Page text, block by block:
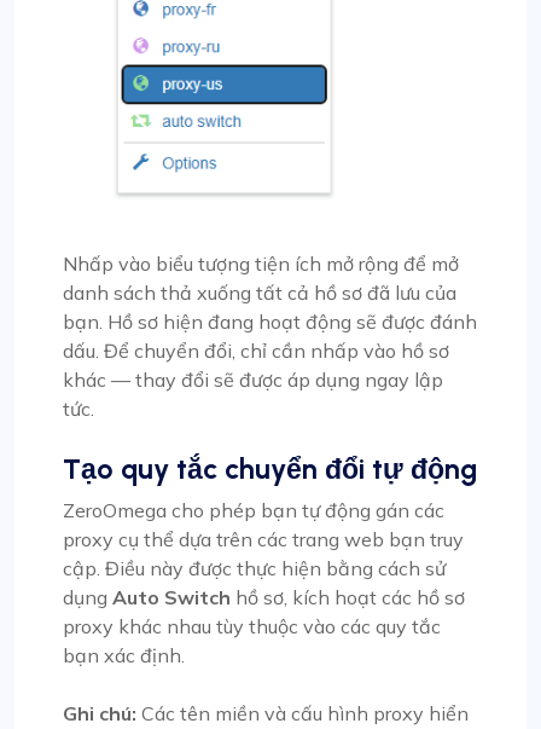
Nhấp vào biểu tượng tiện ích mở rộng để mở
danh sách thả xuống tất cả hồ sơ đã lưu của
bạn. Hồ sơ hiện đang hoạt động sẽ được đánh
dấu. Để chuyển đổi, chỉ cần nhấp vào hồ sơ
khác — thay đổi sẽ được áp dụng ngay lập
tức.
Tạo quy tắc chuyển đổi tự động
ZeroOmega cho phép bạn tự động gán các
proxy cụ thể dựa trên các trang web bạn truy
cập. Điều này được thực hiện bằng cách sử
dụng Auto Switch hồ sơ, kích hoạt các hồ sơ
proxy khác nhau tùy thuộc vào các quy tắc
bạn xác định.
Ghi chú: Các tên miền và cấu hình proxy hiển